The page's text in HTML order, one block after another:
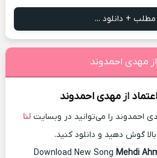
مطلب + دانلود ...
مهدی احمدوند
اعتماد ازمهدی احمدوند
احمدوند را می‌توانید در وبسایت لنا
گوش دهید و دانلود کنید.
Download New Song Mehdi